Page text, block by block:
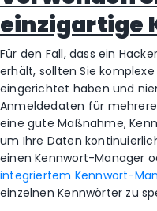
einzigartige
Für den Fall, dass ein
erhält, sollten Sie
eingerichtet haben und
Anmeldedaten für
eine gute Maßnahme,
um Ihre Daten
einen Kennwort-Manager
integriertem Kennwort-
einzelnen Kennwörter zu